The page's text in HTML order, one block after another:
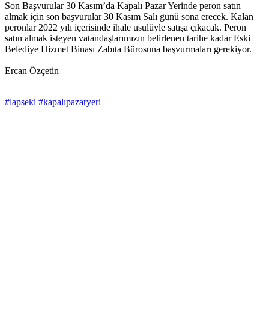
Son Başvurular 30 Kasım’da Kapalı Pazar Yerinde peron satın
almak için son başvurular 30 Kasım Salı günü sona erecek. Kalan
peronlar 2022 yılı içerisinde ihale usulüyle satışa çıkacak. Peron
satın almak isteyen vatandaşlarımızın belirlenen tarihe kadar Eski
Belediye Hizmet Binası Zabıta Bürosuna başvurmaları gerekiyor.
Ercan Özçetin
#lapseki #kapalıpazaryeri